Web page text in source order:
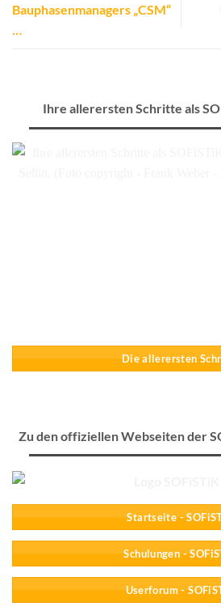
Bauphasenmanagers „CSM“
…
Ihre allerersten Schritte als
Die allerersten
Zu den offiziellen Webseiten der
Startseite -
Schulungen -
Userforum -